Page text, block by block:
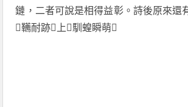
鏈，二者可說是相得益彰。詩後原來還
韉耐跡上馴蝗瞬萌